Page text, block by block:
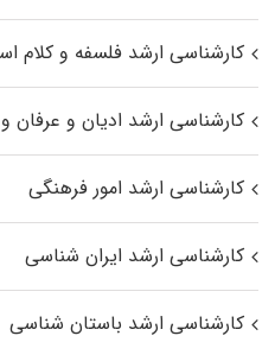
کارشناسی ارشد فلسفه و کلام
کارشناسی ارشد ادیان و
کارشناسی ارشد امور فرهنگی
کارشناسی ارشد ایران شناسی
کارشناسی ارشد باستان شناسی